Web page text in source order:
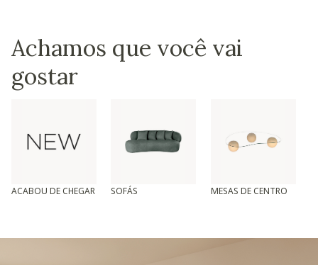
Achamos que você vai
gostar
ACABOU DE CHEGAR SOFÁS MESAS DE CENTRO